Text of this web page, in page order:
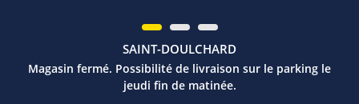
SAINT-DOULCHARD
Magasin fermé. Possibilité de livraison sur le parking le
jeudi fin de matinée.